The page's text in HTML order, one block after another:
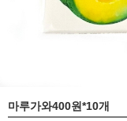
마루가와400원*10개